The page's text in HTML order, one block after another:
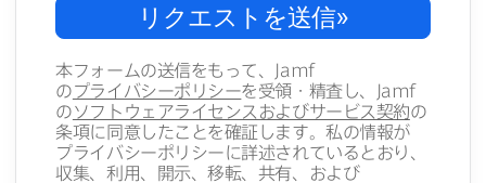
リクエストを​送信»
本フォームの​送信を​もって、
Jamf
のプライバシーポリシーを​受領・​精査し、
Jamf
のソフトウェアライセンスおよび​サービス契約の​
条項に​同意した​ことを​確証します。​私の​情報が​
プライバシーポリシーに​詳述されているとおり、​
収集、​利用、​開示、​移転、​共有、​および​